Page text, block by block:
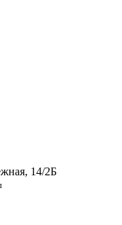
14/2Б